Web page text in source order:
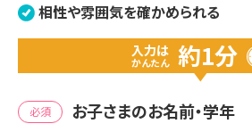
相性や雰囲気を確かめられる
入力は
かんたん 約1分
必須 お子さまのお名前・学年